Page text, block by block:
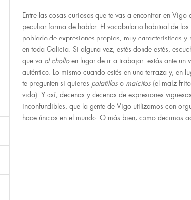
Entre las cosas curiosas que te vas a encontrar en Vigo
peculiar forma de hablar. El vocabulario habitual de los
poblado de expresiones propias, muy características y
en toda Galicia. Si alguna vez, estés donde estés,
que va al cholloen lugar de ir a trabajar: estás ante un
auténtico. Lo mismo cuando estés en una terraza y, en
te pregunten si quieres patatillas o maicitos (el maíz
vida). Y así, decenas y decenas de expresiones viguesas
inconfundibles, que la gente de Vigo utilizamos con
hace únicos en el mundo. O más bien, como decimos